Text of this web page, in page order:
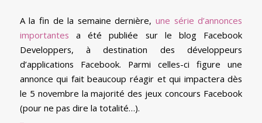
A la fin de la semaine dernière,une série d’annonces
importantes a été publiée sur le blog Facebook
Developpers, à destination des développeurs
d’applications Facebook. Parmi celles-ci figure une
annonce qui fait beaucoup réagir et qui impactera dès
le 5 novembre la majorité des jeux concours Facebook
(pour ne pas dire la totalité…).